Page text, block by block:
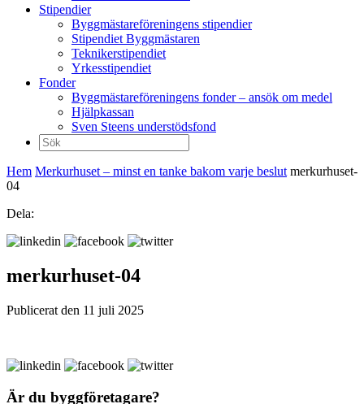
Stipendier
Byggmästareföreningens stipendier
Stipendiet Byggmästaren
Teknikerstipendiet
Yrkesstipendiet
Fonder
Byggmästareföreningens fonder – ansök om medel
Hjälpkassan
Sven Steens understödsfond
Sök
efter:
Hem Merkurhuset – minst en tanke bakom varje beslut merkurhuset-
04
Dela:
merkurhuset-04
Publicerat den 11 juli 2025
Är du byggföretagare?